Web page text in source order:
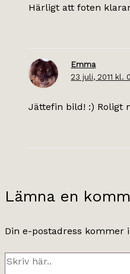
Härligt att foten
Emma
23 juli, 2011 kl.
Jättefin bild! :) Roligt
Lämna en
Din e-postadress kommer
Skriv